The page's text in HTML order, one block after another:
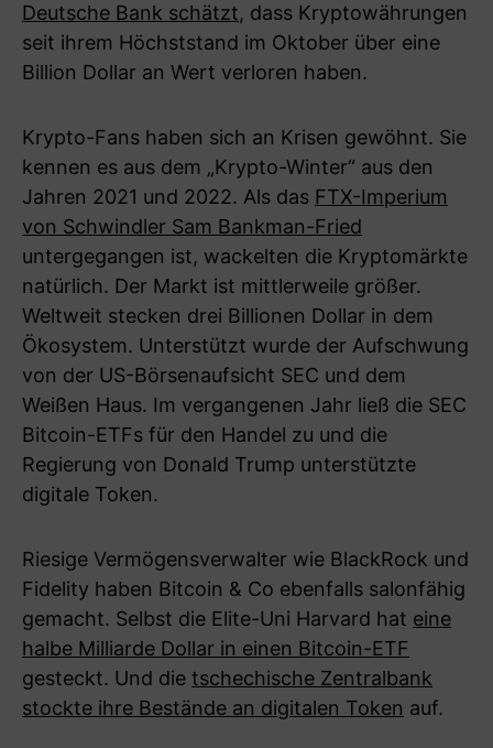
Deutsche Bank schätzt, dass Kryptowährungen
seit ihrem Höchststand im Oktober über eine
Billion Dollar an Wert verloren haben.
Krypto-Fans haben sich an Krisen gewöhnt. Sie
kennen es aus dem „Krypto-Winter“ aus den
Jahren 2021 und 2022. Als das FTX-Imperium
von Schwindler Sam Bankman-Fried
untergegangen ist, wackelten die Kryptomärkte
natürlich. Der Markt ist mittlerweile größer.
Weltweit stecken drei Billionen Dollar in dem
Ökosystem. Unterstützt wurde der Aufschwung
von der US-Börsenaufsicht SEC und dem
Weißen Haus. Im vergangenen Jahr ließ die SEC
Bitcoin-ETFs für den Handel zu und die
Regierung von Donald Trump unterstützte
digitale Token.
Riesige Vermögensverwalter wie BlackRock und
Fidelity haben Bitcoin & Co ebenfalls salonfähig
gemacht. Selbst die Elite-Uni Harvard hat eine
halbe Milliarde Dollar in einen Bitcoin-ETF
gesteckt. Und die tschechische Zentralbank
stockte ihre Bestände an digitalen Token auf.